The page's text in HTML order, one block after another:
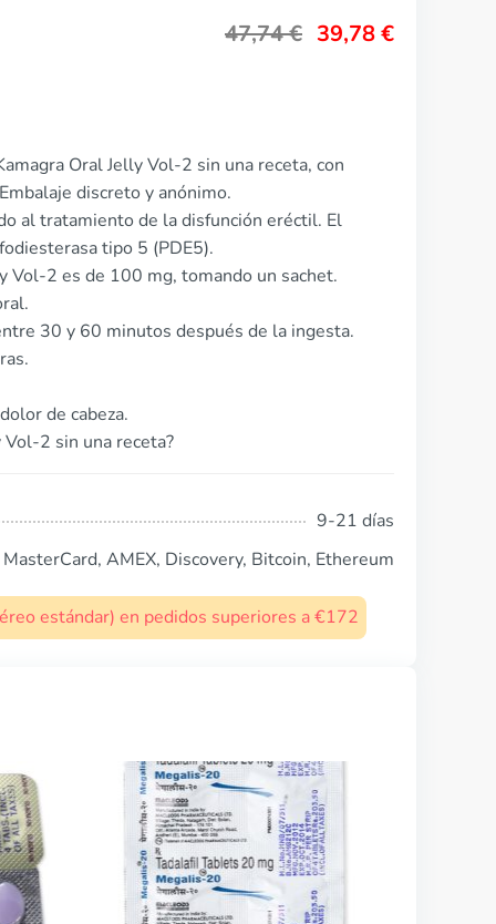
47,74€ 39,78€
Oral Jelly Vol-2 sin una receta, con
discreto y anónimo.
al tratamiento de la disfunción eréctil. El
tipo 5 (PDE5).
Vol-2 es de 100 mg, tomando un sachet.
30 y 60 minutos después de la ingesta.
de cabeza.
Vol-2 sin una receta?
9-21 días
AMEX, Discovery, Bitcoin, Ethereum
estándar) en pedidos superiores a €172